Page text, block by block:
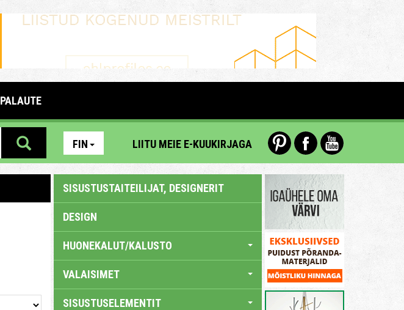
PALAUTE
FIN LIITU MEIE E-KUUKIRJAGA
SISUSTUSTAITEILIJAT, DESIGNERIT
DESIGN
HUONEKALUT/KALUSTO
VALAISIMET
SISUSTUSELEMENTIT